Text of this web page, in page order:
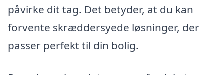
påvirke dit tag. Det betyder, at du kan
forvente skræddersyede løsninger, der
passer perfekt til din bolig.